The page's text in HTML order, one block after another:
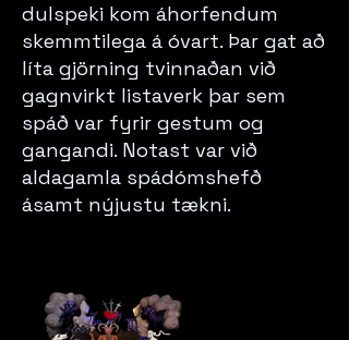
dulspeki kom áhorfendum
skemmtilega á óvart. Þar gat að
líta gjörning tvinnaðan við
gagnvirkt listaverk þar sem
spáð var fyrir gestum og
gangandi. Notast var við
aldagamla spádómshefð
ásamt nýjustu tækni.